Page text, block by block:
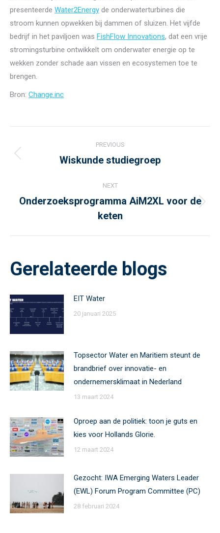
presenteerde Water2Energy de onderwaterturbines die
stroom kunnen opwekken bij dammen of sluizen. Het vijfde
bedrijf in het paviljoen was FishFlow Innovations, dat een vrije
stromingsturbine ontwikkelt om onderwater energie op te
wekken zonder schade aan vissen en ecosystemen toe te
brengen.
Bron: Change.inc
navigation
PREVIOUS
Previous
Wiskunde studiegroep
NEXT
Next
post:
Onderzoeksprogramma AiM2XL voor de
keten
Gerelateerde blogs
EIT Water
20 januari 2025
Topsector Water en Maritiem steunt de
brandbrief over innovatie- en
ondernemersklimaat in Nederland
13 maart 2024
Oproep aan de politiek: toon je guts en
kies voor Hollands Glorie.
12 maart 2024
Gezocht: IWA Emerging Waters Leader
(EWL) Forum Program Committee (PC)
28 februari 2024